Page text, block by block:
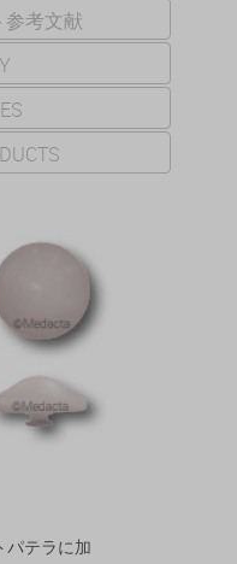
参考文献
パテラに加